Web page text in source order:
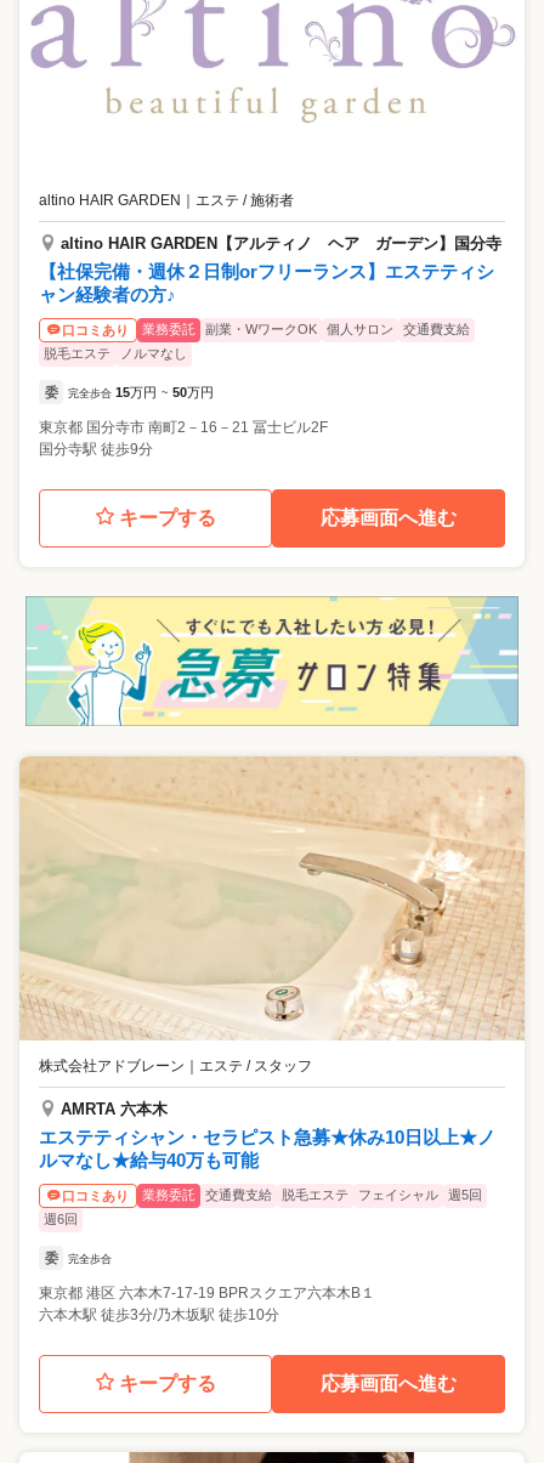
altino HAIR GARDEN ｜ エステ / 施術者
altino HAIR GARDEN【アルティノ ヘア ガーデン】国分寺
【社保完備・週休２日制orフリーランス】エステティシ
ャン経験者の方♪
口コミあり 業務委託 副業・WワークOK 個人サロン
交通費支給
脱毛エステ
ノルマなし
委 完全歩合 15万円 ~ 50万円
東京都 国分寺市 南町2－16－21 冨士ビル2F
国分寺駅 徒歩9分
キープする 応募画面へ進む
株式会社アドブレーン ｜ エステ / スタッフ
AMRTA 六本木
エステティシャン・セラピスト急募★休み10日以上★ノ
ルマなし★給与40万も可能
口コミあり 業務委託 交通費支給 脱毛エステ フェイシャル
週5回
週6回
委 完全歩合
東京都 港区 六本木7-17-19 BPRスクエア六本木B１
六本木駅 徒歩3分/乃木坂駅 徒歩10分
キープする 応募画面へ進む